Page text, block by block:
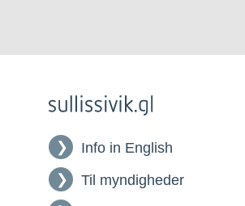
Info in English
Til myndigheder